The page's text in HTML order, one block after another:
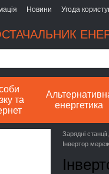
Новини Угода
та
енергетика
Зарядні
Інвертор